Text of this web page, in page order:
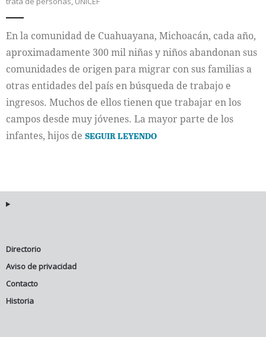
En la comunidad de Cuahuayana, Michoacán, cada año,
aproximadamente 300 mil niñas y niños abandonan sus
comunidades de origen para migrar con sus familias a
otras entidades del país en búsqueda de trabajo e
ingresos. Muchos de ellos tienen que trabajar en los
campos desde muy jóvenes. La mayor parte de los
infantes, hijos de SEGUIR LEYENDO
Directorio
Aviso de privacidad
Contacto
Historia